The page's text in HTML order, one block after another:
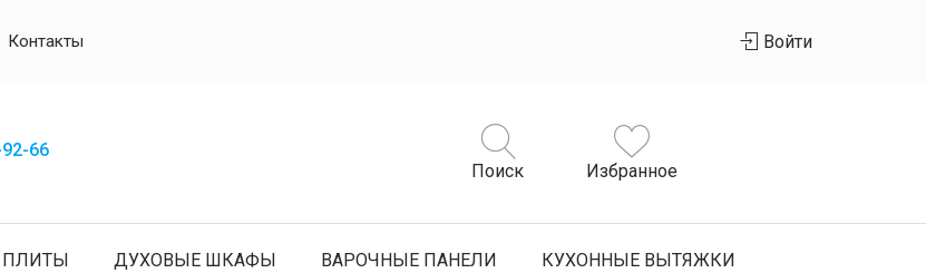
Контакты Войти
66
Поиск
Избранное
ПЛИТЫ ДУХОВЫЕ ШКАФЫ ВАРОЧНЫЕ ПАНЕЛИ КУХОННЫЕ ВЫТЯЖКИ